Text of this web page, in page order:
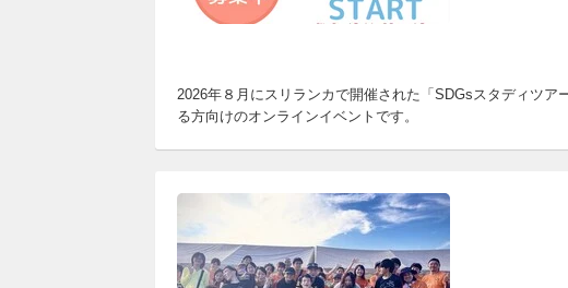
2026年８月にスリランカで開催された「SDGsスタディツ
る方向けのオンラインイベントです。